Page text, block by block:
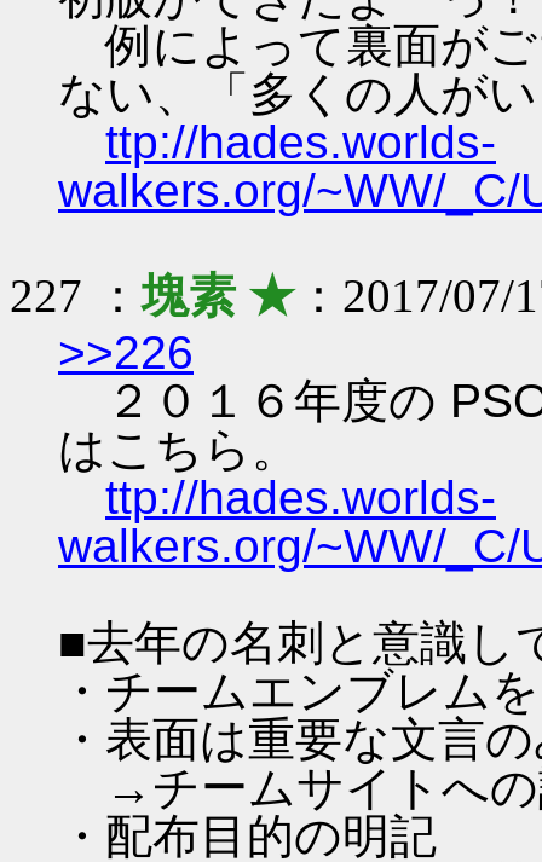
例によって裏面が
ない、「多くの人が
ttp://hades.worlds-
walkers.org/~WW/_C/
227 ：塊素 ★：2017/07/
>>226
２０１６年度の
はこちら。
ttp://hades.worlds-
walkers.org/~WW/_C/
■去年の名刺と意識し
・チームエンブレム
・表面は重要な文言
→チームサイトへの
・配布目的の明記